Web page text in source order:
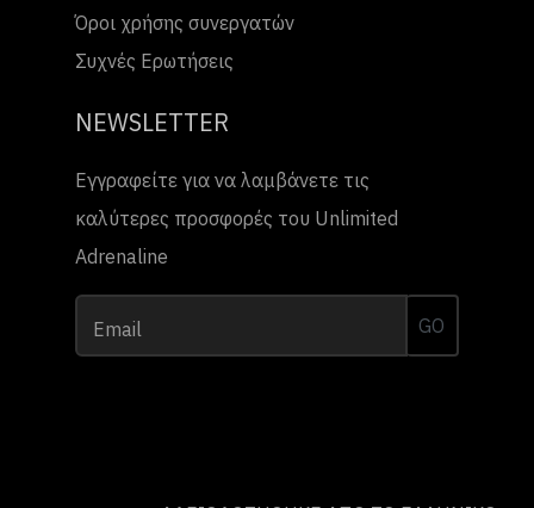
Όροι χρήσης συνεργατών
Συχνές Ερωτήσεις
NEWSLETTER
Εγγραφείτε για να λαμβάνετε τις
καλύτερες προσφορές του Unlimited
Adrenaline
Email GO